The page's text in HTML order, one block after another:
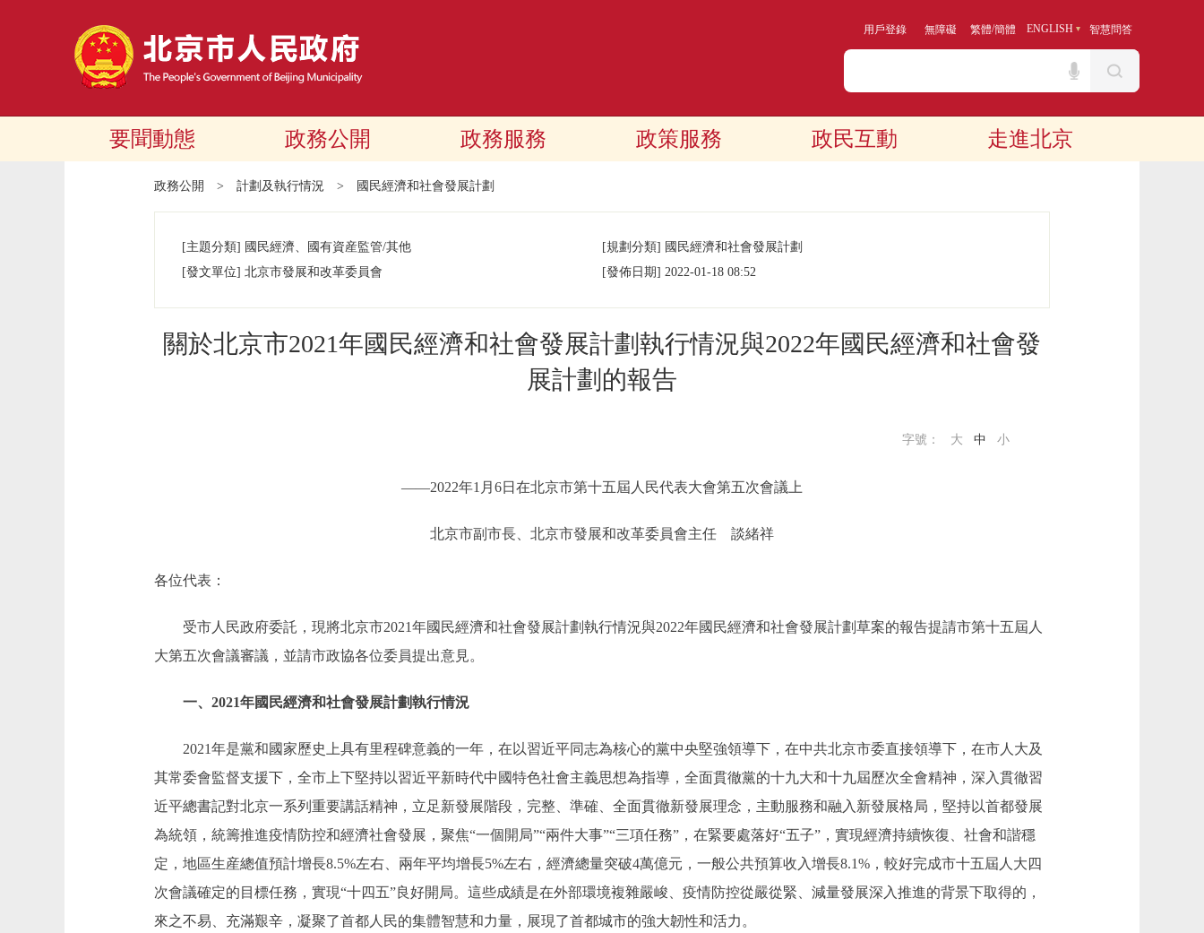
用戶登錄 無障礙 繁體/簡體 ENGLISH 智慧問答
要聞動態 政務公開 政務服務 政策服務 政民互動 走進北京
政務公開 > 計劃及執行情況 > 國民經濟和社會發展計劃
[主題分類] 國民經濟、國有資産監管/其他 [規劃分類] 國民經濟和社會發展計劃
[發文單位] 北京市發展和改革委員會 [發佈日期] 2022-01-18 08:52
關於北京市2021年國民經濟和社會發展計劃執行情況與2022年國民經濟和社會發
展計劃的報告
字號： 大 中 小
——2022年1月6日在北京市第十五屆人民代表大會第五次會議上
北京市副市長、北京市發展和改革委員會主任 談緒祥
各位代表：
受市人民政府委託，現將北京市2021年國民經濟和社會發展計劃執行情況與2022年國民經濟和社會發展計劃草案的報告提請市第十五屆人
大第五次會議審議，並請市政協各位委員提出意見。
一、2021年國民經濟和社會發展計劃執行情況
2021年是黨和國家歷史上具有里程碑意義的一年，在以習近平同志為核心的黨中央堅強領導下，在中共北京市委直接領導下，在市人大及
其常委會監督支援下，全市上下堅持以習近平新時代中國特色社會主義思想為指導，全面貫徹黨的十九大和十九屆歷次全會精神，深入貫徹習
近平總書記對北京一系列重要講話精神，立足新發展階段，完整、準確、全面貫徹新發展理念，主動服務和融入新發展格局，堅持以首都發展
為統領，統籌推進疫情防控和經濟社會發展，聚焦“一個開局”“兩件大事”“三項任務”，在緊要處落好“五子”，實現經濟持續恢復、社會和諧穩
定，地區生産總值預計增長8.5%左右、兩年平均增長5%左右，經濟總量突破4萬億元，一般公共預算收入增長8.1%，較好完成市十五屆人大四
次會議確定的目標任務，實現“十四五”良好開局。這些成績是在外部環境複雜嚴峻、疫情防控從嚴從緊、減量發展深入推進的背景下取得的，
來之不易、充滿艱辛，凝聚了首都人民的集體智慧和力量，展現了首都城市的強大韌性和活力。